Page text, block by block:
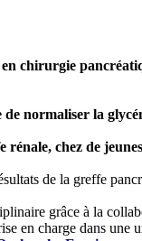
chirurgie
normaliser la
chez de
de la greffe
grâce à la
en charge dans une